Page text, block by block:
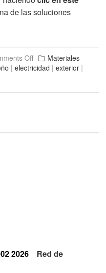
de las soluciones
Off
Materiales
| electricidad | exterior |
2026 Red de